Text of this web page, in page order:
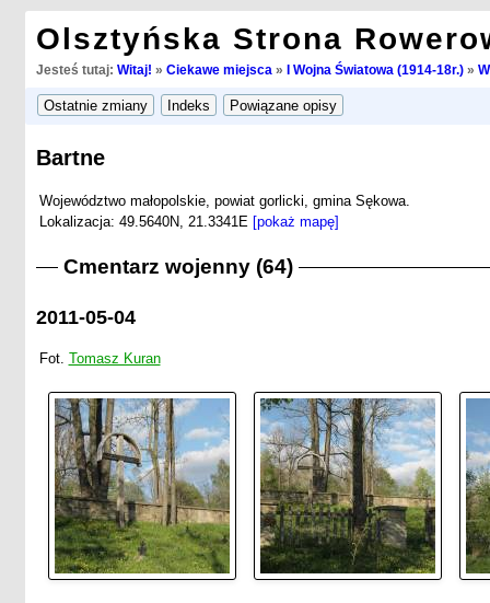
Olsztyńska Strona
Jesteś tutaj: Witaj! » Ciekawe miejsca » I Wojna Światowa (1914-18r.)»
Bartne
Województwo małopolskie, powiat gorlicki, gmina Sękowa.
Lokalizacja: 49.5640N, 21.3341E [pokaż mapę]
Cmentarz wojenny (64)
2011-05-04
Fot. Tomasz Kuran